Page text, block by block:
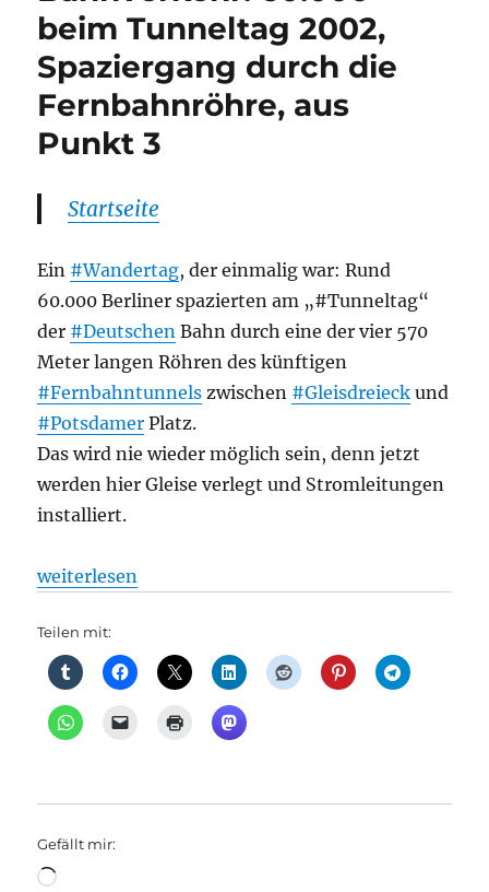
beim Tunneltag 2002,
Spaziergang durch die
Fernbahnröhre, aus
Punkt 3
Startseite
Ein #Wandertag, der einmalig war: Rund
60.000 Berliner spazierten am „#Tunneltag“
der #Deutschen Bahn durch eine der vier 570
Meter langen Röhren des künftigen
#Fernbahntunnels zwischen #Gleisdreieck und
#Potsdamer Platz.
Das wird nie wieder möglich sein, denn jetzt
werden hier Gleise verlegt und Stromleitungen
installiert.
„Bahnverkehr: 60.000 beim Tunneltag 2002,
weiterlesen
Teilen mit:
Gefällt mir:
Wird